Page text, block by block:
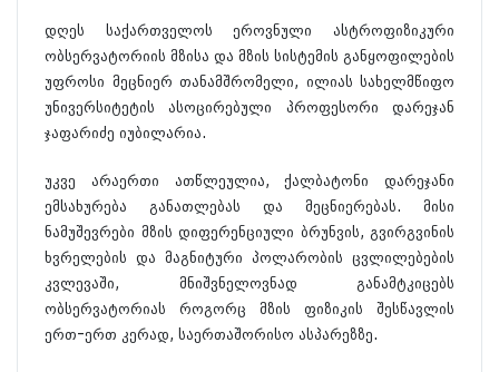
დღეს საქართველოს ეროვნული ასტროფიზიკური
ობსერვატორიის მზისა და მზის სისტემის განყოფილების
უფროსი მეცნიერ თანამშრომელი, ილიას სახელმწიფო
უნივერსიტეტის ასოცირებული პროფესორი დარეჯან
ჯაფარიძე იუბილარია.
უკვე არაერთი ათწლეულია, ქალბატონი დარეჯანი
ემსახურება განათლებას და მეცნიერებას. მისი
ნამუშევრები მზის დიფერენციული ბრუნვის, გვირგვინის
ხვრელების და მაგნიტური პოლარობის ცვლილებების
კვლევაში, მნიშვნელოვნად განამტკიცებს
ობსერვატორიას როგორც მზის ფიზიკის შესწავლის
ერთ-ერთ კერად, საერთაშორისო ასპარეზზე.